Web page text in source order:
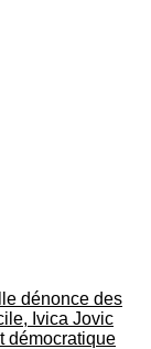
dénonce des
Ivica Jovic
démocratique